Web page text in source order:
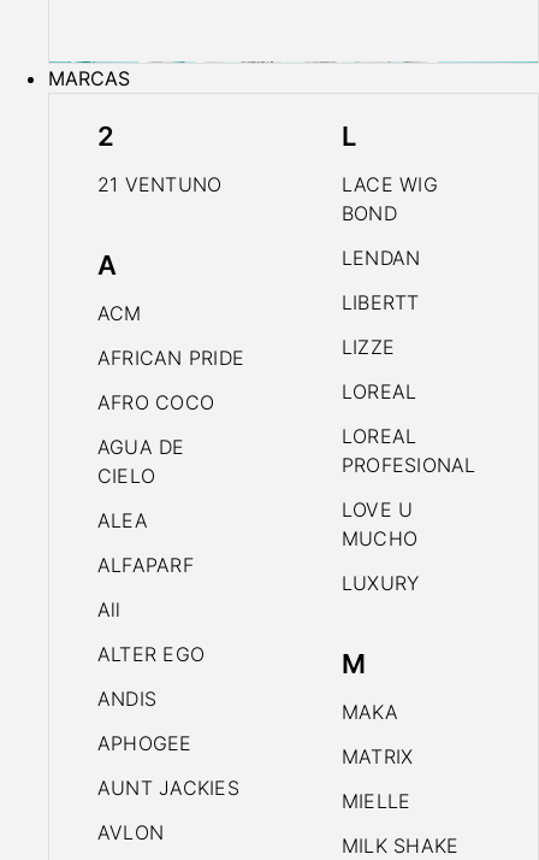
MARCAS
2
21 VENTUNO
A
ACM
AFRICAN PRIDE
AFRO COCO
AGUA DE
CIELO
ALEA
ALFAPARF
All
ALTER EGO
ANDIS
APHOGEE
AUNT JACKIES
AVLON
L
LACE WIG
BOND
LENDAN
LIBERTT
LIZZE
LOREAL
LOREAL
PROFESIONAL
LOVE U
MUCHO
LUXURY
M
MAKA
MATRIX
MIELLE
MILK SHAKE